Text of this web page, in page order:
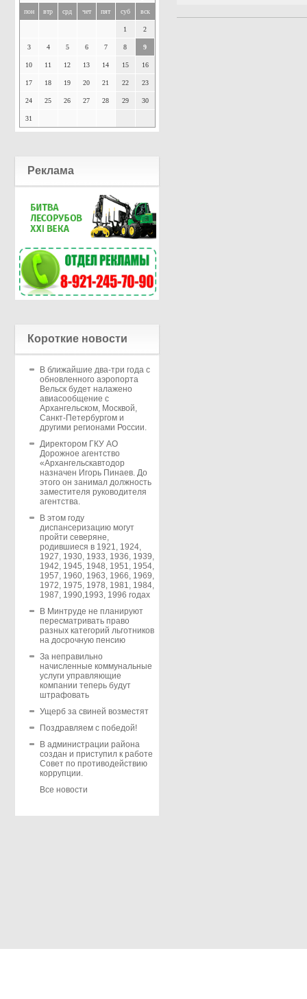
пон втр срд чет пят суб вск
1 2
3 4 5 6 7 8 9
10 11 12 13 14 15 16
17 18 19 20 21 22 23
24 25 26 27 28 29 30
31
Реклама
Короткие новости
В ближайшие два-три года с
обновленного аэропорта
Вельск будет налажено
авиасообщение с
Архангельском, Москвой,
Санкт-Петербургом и
другими регионами России.
Директором ГКУ АО
Дорожное агентство
«Архангельскавтодор
назначен Игорь Пинаев. До
этого он занимал должность
заместителя руководителя
агентства.
В этом году
диспансеризацию могут
пройти северяне,
родившиеся в 1921, 1924,
1927, 1930, 1933, 1936, 1939,
1942, 1945, 1948, 1951, 1954,
1957, 1960, 1963, 1966, 1969,
1972, 1975, 1978, 1981, 1984,
1987, 1990,1993, 1996 годах
В Минтруде не планируют
пересматривать право
разных категорий льготников
на досрочную пенсию
За неправильно
начисленные коммунальные
услуги управляющие
компании теперь будут
штрафовать
Ущерб за свиней возместят
Поздравляем с победой!
В администрации района
создан и приступил к работе
Совет по противодействию
коррупции.
Все новости